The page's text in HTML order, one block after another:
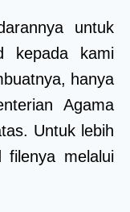
untuk
kepada kami
hanya
Agama
Untuk lebih
filenya melalui